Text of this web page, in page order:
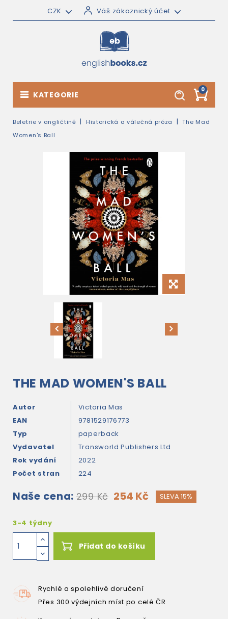
CZK Váš zákaznický účet
0
KATEGORIE
Beletrie v angličtině Historická a válečná próza
The Mad
Women's Ball
THE MAD WOMEN'S BALL
Autor
Victoria Mas
EAN
9781529176773
Typ
paperback
Vydavatel
Transworld Publishers Ltd
Rok vydání
2022
Počet stran
224
Naše cena: 299 Kč 254 Kč SLEVA 15%
3-4 týdny
Přidat do košíku
Rychlé a spolehlivé doručení
Přes 300 výdejních míst po celé ČR